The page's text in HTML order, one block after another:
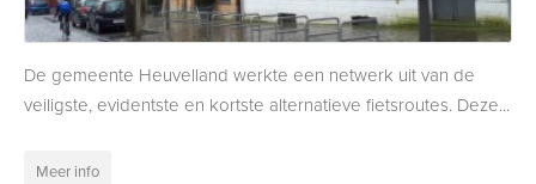
De gemeente Heuvelland werkte een netwerk uit van de
veiligste, evidentste en kortste alternatieve fietsroutes. Deze...
Meer info